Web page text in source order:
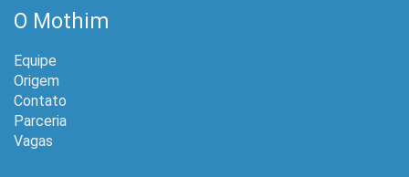
O Mothim
Equipe
Origem
Contato
Parceria
Vagas